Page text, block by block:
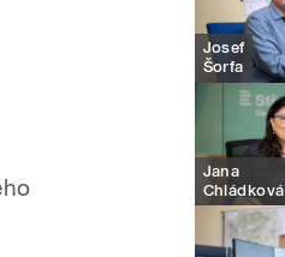
Josef
Šorfa
Jana
Chládková